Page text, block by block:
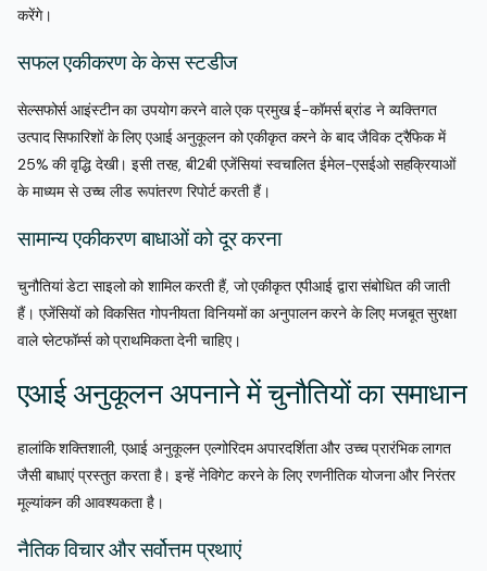
करेंगे।
सफल एकीकरण के केस स्टडीज
सेल्सफोर्स आइंस्टीन का उपयोग करने वाले एक प्रमुख ई-कॉमर्स ब्रांड ने व्यक्तिगत
उत्पाद सिफारिशों के लिए एआई अनुकूलन को एकीकृत करने के बाद जैविक ट्रैफिक में
25% की वृद्धि देखी। इसी तरह, बी2बी एजेंसियां स्वचालित ईमेल-एसईओ सहक्रियाओं
के माध्यम से उच्च लीड रूपांतरण रिपोर्ट करती हैं।
सामान्य एकीकरण बाधाओं को दूर करना
चुनौतियां डेटा साइलो को शामिल करती हैं, जो एकीकृत एपीआई द्वारा संबोधित की जाती
हैं। एजेंसियों को विकसित गोपनीयता विनियमों का अनुपालन करने के लिए मजबूत सुरक्षा
वाले प्लेटफॉर्म्स को प्राथमिकता देनी चाहिए।
एआई अनुकूलन अपनाने में चुनौतियों का समाधान
हालांकि शक्तिशाली, एआई अनुकूलन एल्गोरिदम अपारदर्शिता और उच्च प्रारंभिक लागत
जैसी बाधाएं प्रस्तुत करता है। इन्हें नेविगेट करने के लिए रणनीतिक योजना और निरंतर
मूल्यांकन की आवश्यकता है।
नैतिक विचार और सर्वोत्तम प्रथाएं